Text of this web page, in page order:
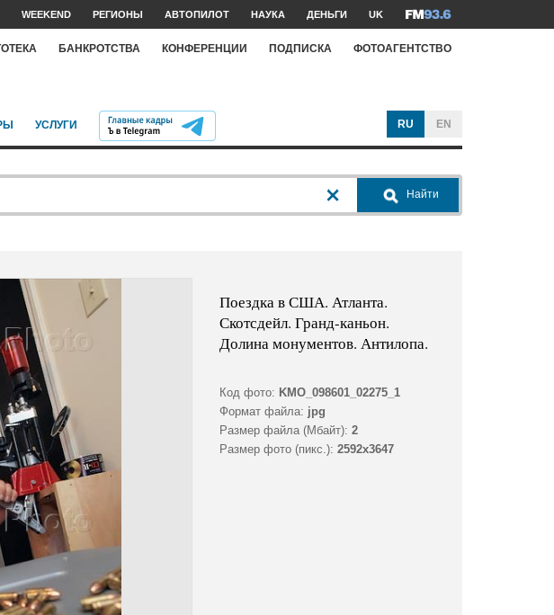
WEEKEND РЕГИОНЫ АВТОПИЛОТ НАУКА ДЕНЬГИ UK
БАНКРОТСТВА КОНФЕРЕНЦИИ ПОДПИСКА ФОТОАГЕНТСТВО
УСЛУГИ RU EN
Найти
Поездка в США. Атланта.
Скотсдейл. Гранд-каньон.
Долина монументов. Антилопа.
Код фото: KMO_098601_02275_1
Формат файла: jpg
Размер файла (Мбайт): 2
Размер фото (пикс.): 2592x3647